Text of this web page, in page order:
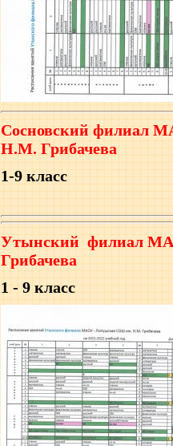
Сосновский филиал
Н.М. Грибачева
1-9 класс
Утынский филиал
Грибачева
1 - 9 класс